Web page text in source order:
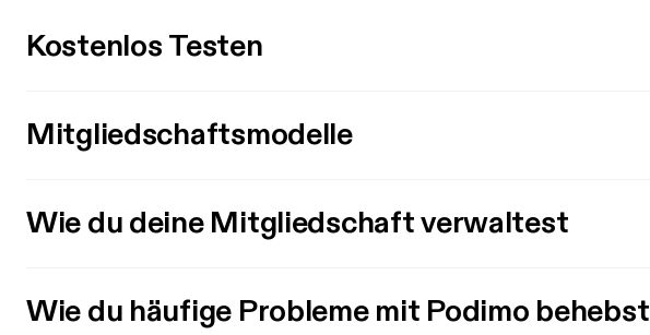
Kostenlos Testen
Mitgliedschaftsmodelle
Wie du deine Mitgliedschaft verwaltest
Wie du häufige Probleme mit Podimo behebst